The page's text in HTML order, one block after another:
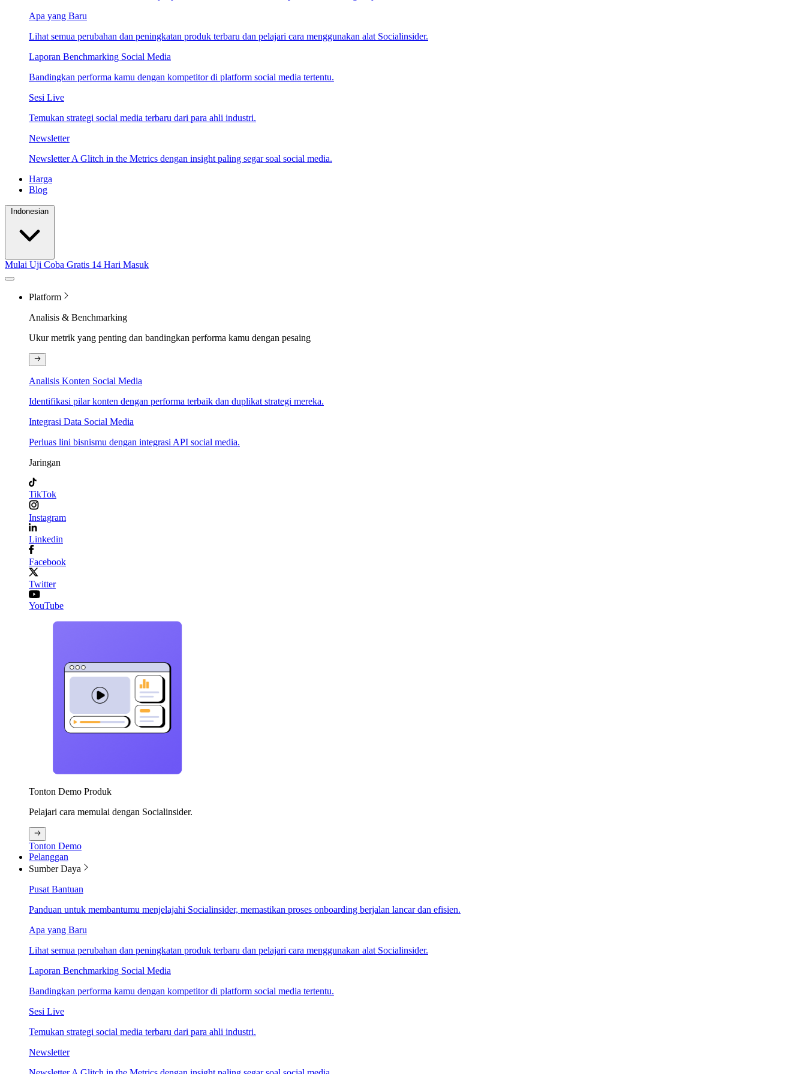
Apa yang Baru
Lihat semua perubahan dan peningkatan produk terbaru dan pelajari cara menggunakan alat Socialinsider.
Laporan Benchmarking Social Media
Bandingkan performa kamu dengan kompetitor di platform social media tertentu.
Sesi Live
Temukan strategi social media terbaru dari para ahli industri.
Newsletter
Newsletter A Glitch in the Metrics dengan insight paling segar soal social media.
Harga
Blog
Mulai Uji Coba Gratis 14 Hari Masuk
Platform
Analisis & Benchmarking
Ukur metrik yang penting dan bandingkan performa kamu dengan pesaing
Analisis Konten Social Media
Identifikasi pilar konten dengan performa terbaik dan duplikat strategi mereka.
Integrasi Data Social Media
Perluas lini bisnismu dengan integrasi API social media.
Jaringan
TikTok
Instagram
Linkedin
Facebook
Twitter
YouTube
Tonton Demo Produk
Pelajari cara memulai dengan Socialinsider.
Tonton Demo
Pelanggan
Sumber Daya
Pusat Bantuan
Panduan untuk membantumu menjelajahi Socialinsider, memastikan proses onboarding berjalan lancar dan efisien.
Apa yang Baru
Lihat semua perubahan dan peningkatan produk terbaru dan pelajari cara menggunakan alat Socialinsider.
Laporan Benchmarking Social Media
Bandingkan performa kamu dengan kompetitor di platform social media tertentu.
Sesi Live
Temukan strategi social media terbaru dari para ahli industri.
Newsletter